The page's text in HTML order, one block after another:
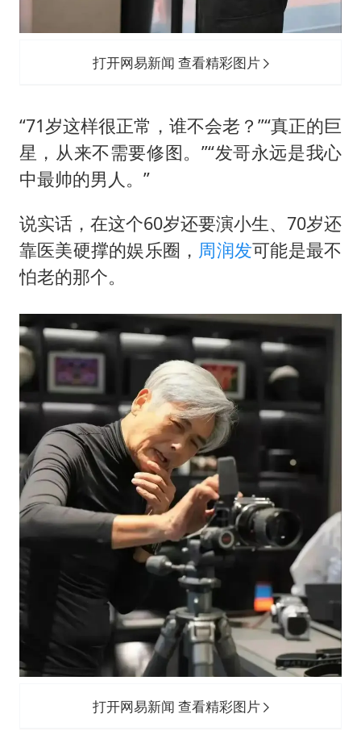
打开网易新闻 查看精彩图片
“71岁这样很正常，谁不会老？”“真正的巨
星，从来不需要修图。”“发哥永远是我心
中最帅的男人。”
说实话，在这个60岁还要演小生、70岁还
靠医美硬撑的娱乐圈， 周润发可能是最不
怕老的那个。
打开网易新闻 查看精彩图片